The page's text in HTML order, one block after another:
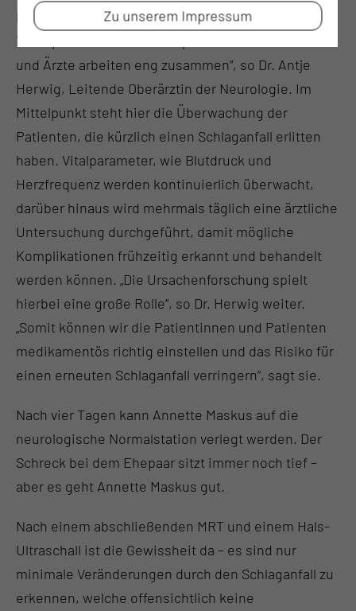
Patientinnen und Patienten. Pflegekräfte,
Therapeutinnen und Therapeuten, sowie Ärztinnen
und Ärzte arbeiten eng zusammen“, so Dr. Antje
Herwig, Leitende Oberärztin der Neurologie. Im
Mittelpunkt steht hier die Überwachung der
Patienten, die kürzlich einen Schlaganfall erlitten
haben. Vitalparameter, wie Blutdruck und
Herzfrequenz werden kontinuierlich überwacht,
darüber hinaus wird mehrmals täglich eine ärztliche
Untersuchung durchgeführt, damit mögliche
Komplikationen frühzeitig erkannt und behandelt
werden können. „Die Ursachenforschung spielt
hierbei eine große Rolle“, so Dr. Herwig weiter.
„Somit können wir die Patientinnen und Patienten
medikamentös richtig einstellen und das Risiko für
einen erneuten Schlaganfall verringern“, sagt sie.
Nach vier Tagen kann Annette Maskus auf die
neurologische Normalstation verlegt werden. Der
Schreck bei dem Ehepaar sitzt immer noch tief –
aber es geht Annette Maskus gut.
Nach einem abschließenden MRT und einem Hals-
Ultraschall ist die Gewissheit da – es sind nur
minimale Veränderungen durch den Schlaganfall zu
erkennen, welche offensichtlich keine
Zu unserem Impressum